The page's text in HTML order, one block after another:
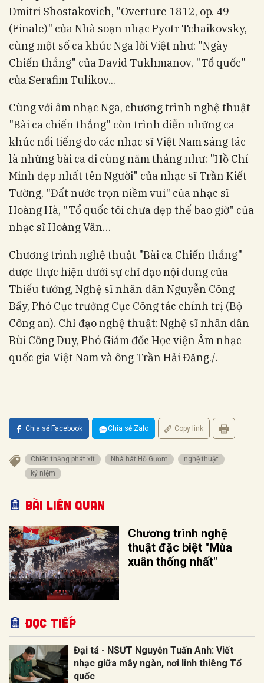
Dmitri Shostakovich, "Overture 1812, op. 49
(Finale)" của Nhà soạn nhạc Pyotr Tchaikovsky,
cùng một số ca khúc Nga lời Việt như: "Ngày
Chiến thắng" của David Tukhmanov, "Tổ quốc"
của Serafim Tulikov...
Cùng với âm nhạc Nga, chương trình nghệ thuật
"Bài ca chiến thắng" còn trình diễn những ca
khúc nổi tiếng do các nhạc sĩ Việt Nam sáng tác
là những bài ca đi cùng năm tháng như: "Hồ Chí
Minh đẹp nhất tên Người" của nhạc sĩ Trần Kiết
Tường, "Đất nước trọn niềm vui" của nhạc sĩ
Hoàng Hà, "Tổ quốc tôi chưa đẹp thế bao giờ" của
nhạc sĩ Hoàng Vân…
Chương trình nghệ thuật "Bài ca Chiến thắng"
được thực hiện dưới sự chỉ đạo nội dung của
Thiếu tướng, Nghệ sĩ nhân dân Nguyễn Công
Bẩy, Phó Cục trưởng Cục Công tác chính trị (Bộ
Công an). Chỉ đạo nghệ thuật: Nghệ sĩ nhân dân
Bùi Công Duy, Phó Giám đốc Học viện Âm nhạc
quốc gia Việt Nam và ông Trần Hải Đăng./.
Chia sẻ Facebook Chia sẻ Zalo Copy link
Chiến thắng phát xít Nhà hát Hồ Gươm
nghệ thuật
kỷ niệm
Bài liên quan
Chương trình nghệ
thuật đặc biệt "Mùa
xuân thống nhất"
Đọc tiếp
Đại tá - NSƯT Nguyễn Tuấn Anh: Viết
nhạc giữa mây ngàn, nơi linh thiêng Tổ
quốc